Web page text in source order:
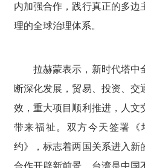
内加强合作，践行真正的多边
理的全球治理体系。
拉赫蒙表示，新时代塔中
断深化发展，贸易、投资、
效，重大项目顺利推进，人文
带来福祉。双方今天签署《
约》，标志着两国关系进入新
合作开辟新前景。台湾是中国